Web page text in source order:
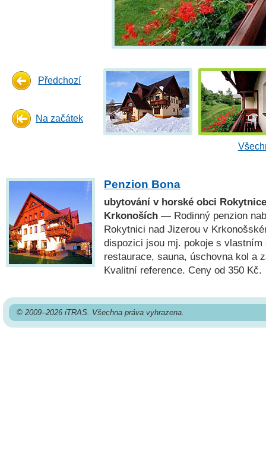
Předchozí
Na začátek
Penzion Bona
ubytování v horské obci
Krkonoších — Rodinný penzion
Rokytnici nad Jizerou v
dispozici jsou mj. pokoje s
restaurace, sauna, úschovna kol a
Kvalitní reference. Ceny od 350 Kč.
© 2009–2026 iTRAS. Všechna práva vyhrazena.